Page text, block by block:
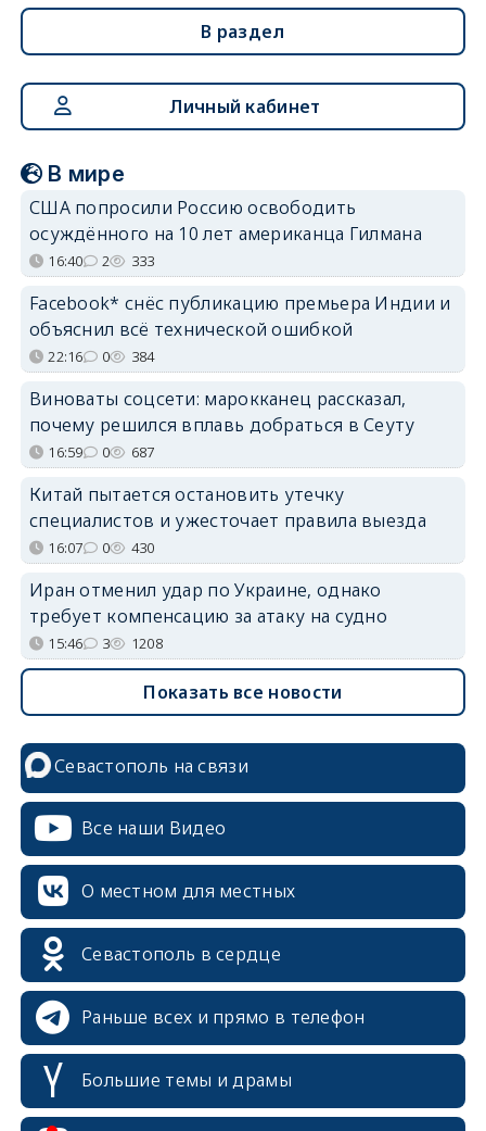
В раздел
Личный кабинет
В мире
США попросили Россию освободить
осуждённого на 10 лет американца Гилмана
16:40 2 333
Facebook* снёс публикацию премьера Индии и
объяснил всё технической ошибкой
22:16 0 384
Виноваты соцсети: марокканец рассказал,
почему решился вплавь добраться в Сеуту
16:59 0 687
Китай пытается остановить утечку
специалистов и ужесточает правила выезда
16:07 0 430
Иран отменил удар по Украине, однако
требует компенсацию за атаку на судно
15:46 3 1208
Показать все новости
Севастополь на связи
Все наши Видео
О местном для местных
Севастополь в сердце
Раньше всех и прямо в телефон
Большие темы и драмы
erid: 2SDnjcrDNw6